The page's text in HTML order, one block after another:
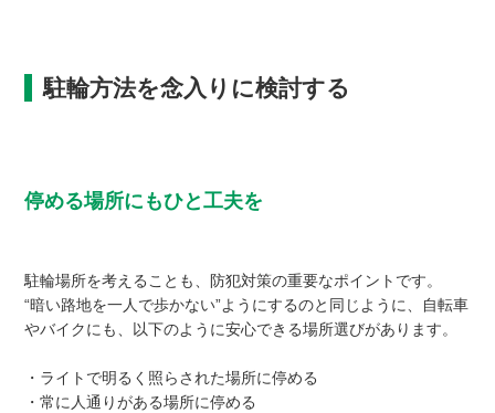
駐輪方法を念入りに検討する
停める場所にもひと工夫を
駐輪場所を考えることも、防犯対策の重要なポイントです。
“暗い路地を一人で歩かない”ようにするのと同じように、自転車
やバイクにも、以下のように安心できる場所選びがあります。
・ライトで明るく照らされた場所に停める
・常に人通りがある場所に停める